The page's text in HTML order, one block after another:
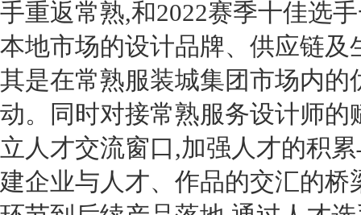
手重返常熟,和2022赛季十佳选
本地市场的设计品牌、供应链及
其是在常熟服装城集团市场内的
动。同时对接常熟服务设计师的
立人才交流窗口,加强人才的积
建企业与人才、作品的交汇的桥